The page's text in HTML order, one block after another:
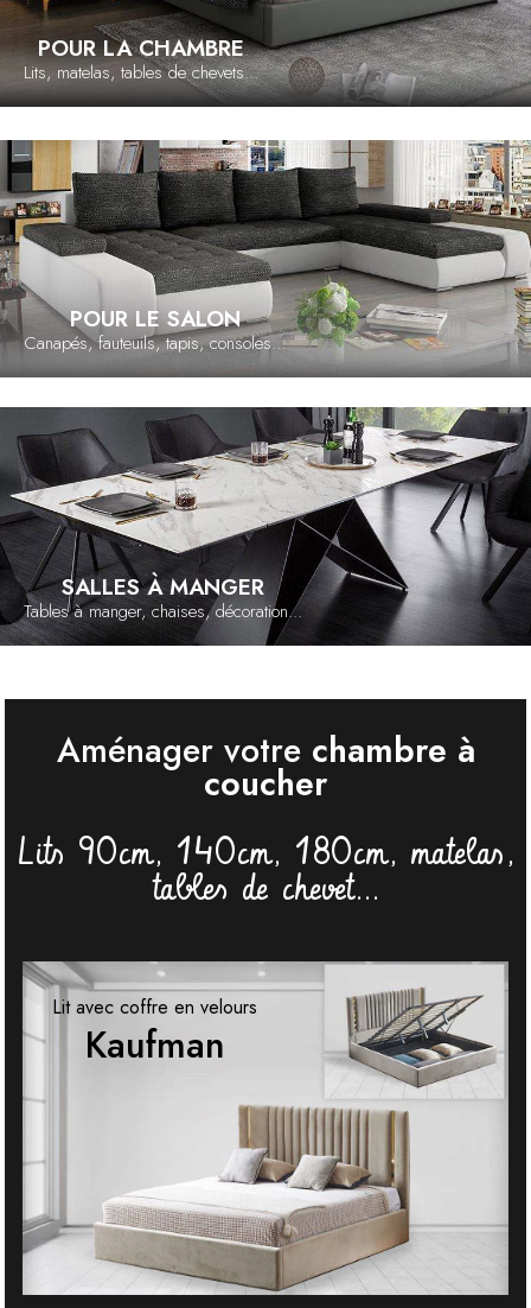
POUR LA CHAMBRE
Lits, matelas, tables de chevets...
POUR LE SALON
Canapés, fauteuils, tapis, consoles...
SALLES À MANGER
Tables à manger, chaises, décoration...
Aménager votre chambre à
coucher
Lits 90cm, 140cm, 180cm, matelas,
tables de chevet...
Lit avec coffre en velours
Kaufman